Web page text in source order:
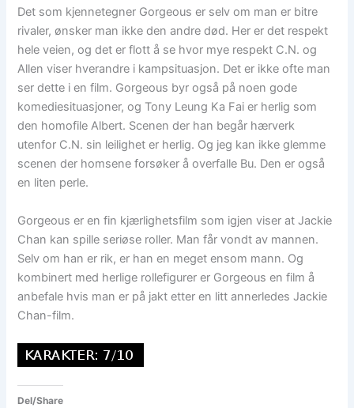
Det som kjennetegner Gorgeous er selv om man er bitre
rivaler, ønsker man ikke den andre død. Her er det respekt
hele veien, og det er flott å se hvor mye respekt C.N. og
Allen viser hverandre i kampsituasjon. Det er ikke ofte man
ser dette i en film. Gorgeous byr også på noen gode
komediesituasjoner, og Tony Leung Ka Fai er herlig som
den homofile Albert. Scenen der han begår hærverk
utenfor C.N. sin leilighet er herlig. Og jeg kan ikke glemme
scenen der homsene forsøker å overfalle Bu. Den er også
en liten perle.
Gorgeous er en fin kjærlighetsfilm som igjen viser at Jackie
Chan kan spille seriøse roller. Man får vondt av mannen.
Selv om han er rik, er han en meget ensom mann. Og
kombinert med herlige rollefigurer er Gorgeous en film å
anbefale hvis man er på jakt etter en litt annerledes Jackie
Chan-film.
Del/Share